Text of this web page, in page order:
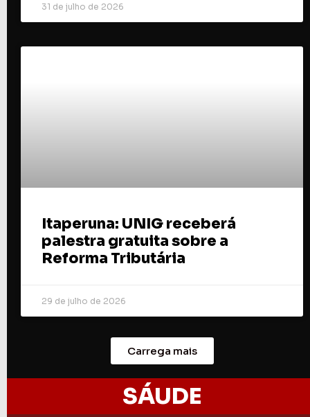
31 de julho de 2026
Itaperuna: UNIG receberá
palestra gratuita sobre a
Reforma Tributária
29 de julho de 2026
Carrega mais
SÁUDE